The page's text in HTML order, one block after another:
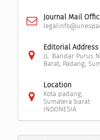
Journal Mail
Editorial Address
JL. Bandar Purus
Barat, Padang,
Location
Kota padang,
Sumatera barat
INDONESIA